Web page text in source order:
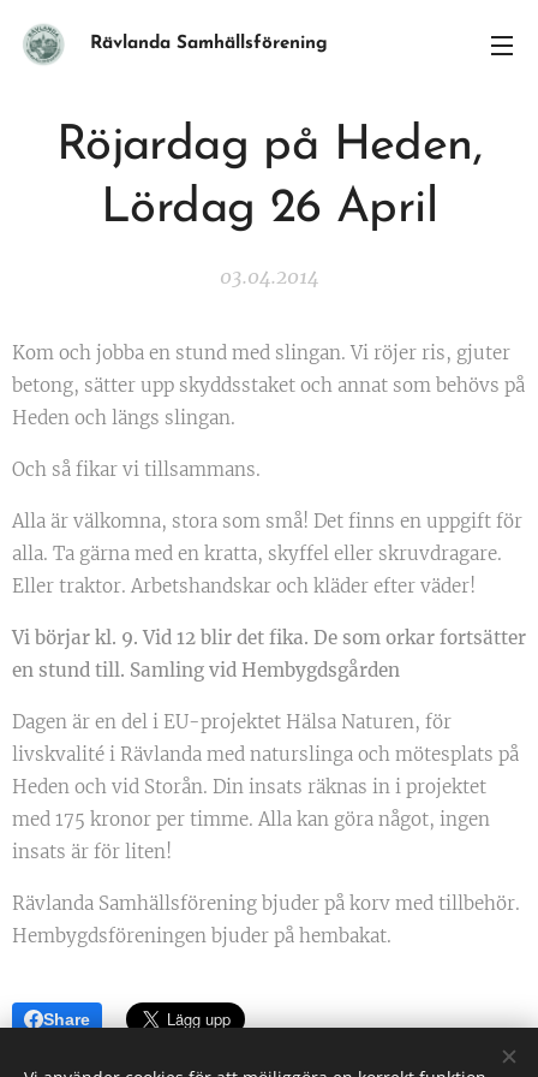
Rävlanda Samhällsförening
Röjardag på Heden,
Lördag 26 April
03.04.2014
Kom och jobba en stund med slingan. Vi röjer ris, gjuter
betong, sätter upp skyddsstaket och annat som behövs på
Heden och längs slingan.
Och så fikar vi tillsammans.
Alla är välkomna, stora som små! Det finns en uppgift för
alla. Ta gärna med en kratta, skyffel eller skruvdragare.
Eller traktor. Arbetshandskar och kläder efter väder!
Vi börjar kl. 9. Vid 12 blir det fika. De som orkar fortsätter
en stund till. Samling vid Hembygdsgården
Dagen är en del i EU-projektet Hälsa Naturen, för
livskvalité i Rävlanda med naturslinga och mötesplats på
Heden och vid Storån. Din insats räknas in i projektet
med 175 kronor per timme. Alla kan göra något, ingen
insats är för liten!
Rävlanda Samhällsförening bjuder på korv med tillbehör.
Hembygdsföreningen bjuder på hembakat.
Share